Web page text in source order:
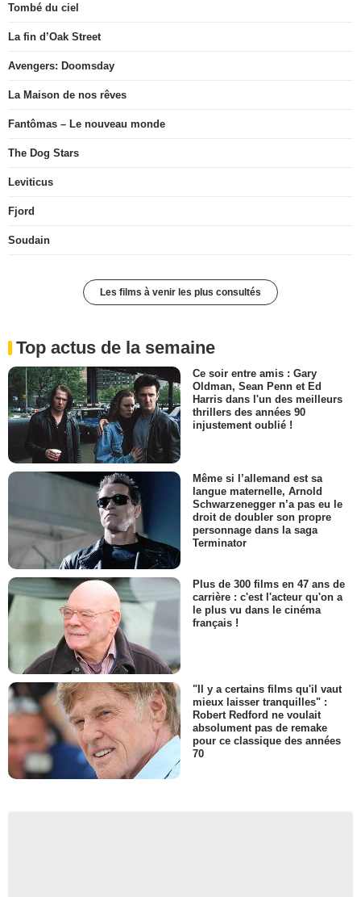
Tombé du ciel
La fin d’Oak Street
Avengers: Doomsday
La Maison de nos rêves
Fantômas – Le nouveau monde
The Dog Stars
Leviticus
Fjord
Soudain
Les films à venir les plus consultés
Top actus de la semaine
Ce soir entre amis : Gary
Oldman, Sean Penn et Ed
Harris dans l'un des meilleurs
thrillers des années 90
injustement oublié !
Même si l’allemand est sa
langue maternelle, Arnold
Schwarzenegger n’a pas eu le
droit de doubler son propre
personnage dans la saga
Terminator
Plus de 300 films en 47 ans de
carrière : c'est l'acteur qu'on a
le plus vu dans le cinéma
français !
"Il y a certains films qu'il vaut
mieux laisser tranquilles" :
Robert Redford ne voulait
absolument pas de remake
pour ce classique des années
70